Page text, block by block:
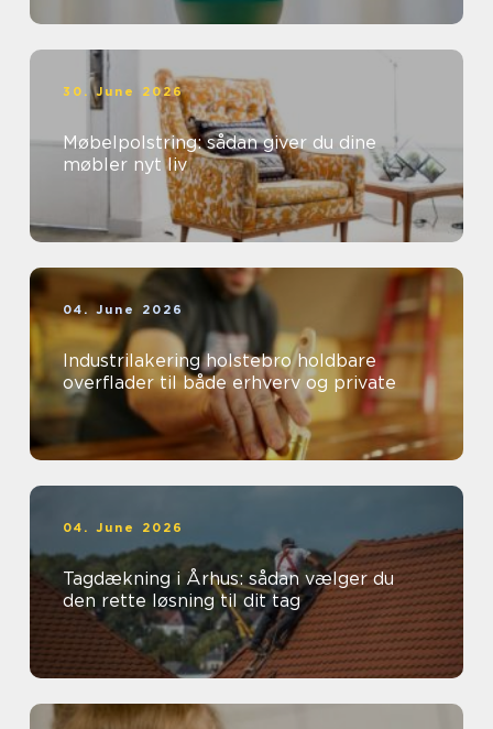
30. June 2026
Møbelpolstring: sådan giver du dine
møbler nyt liv
04. June 2026
Industrilakering holstebro holdbare
overflader til både erhverv og private
04. June 2026
Tagdækning i Århus: sådan vælger du
den rette løsning til dit tag